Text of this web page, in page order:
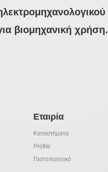
βιομηχανική χρήση.
Εταιρία
Καταστήματα
Profile
Πιστοποιητικό